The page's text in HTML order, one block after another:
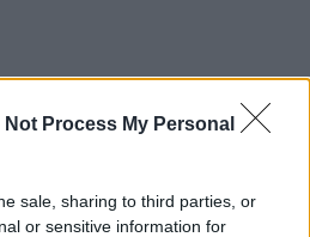
Not Process My Personal
sale, sharing to third parties, or
or sensitive information for